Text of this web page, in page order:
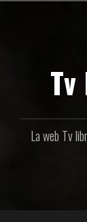
Tv
La web Tv